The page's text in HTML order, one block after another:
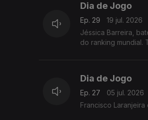
Dia de Jogo
Ep. 29
19 jul. 2026
Jéssica Barreira,
do ranking mundial.
Dia de Jogo
Ep. 27
05 jul. 2026
Francisco